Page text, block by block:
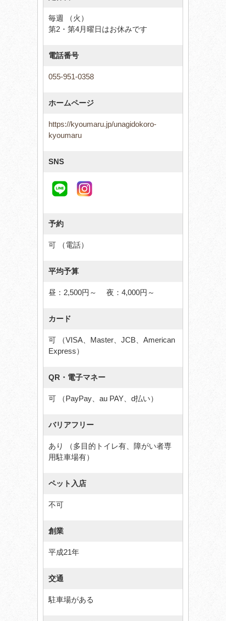
毎週 （火）
第2・第4月曜日はお休みです
電話番号
055-951-0358
ホームページ
https://kyoumaru.jp/unagidokoro-
kyoumaru
SNS
予約
可 （電話）
平均予算
昼：2,500円～ 夜：4,000円～
カード
可 （VISA、Master、JCB、American
Express）
QR・電子マネー
可 （PayPay、au PAY、d払い）
バリアフリー
あり （多目的トイレ有、障がい者専
用駐車場有）
ペット入店
不可
創業
平成21年
交通
駐車場がある